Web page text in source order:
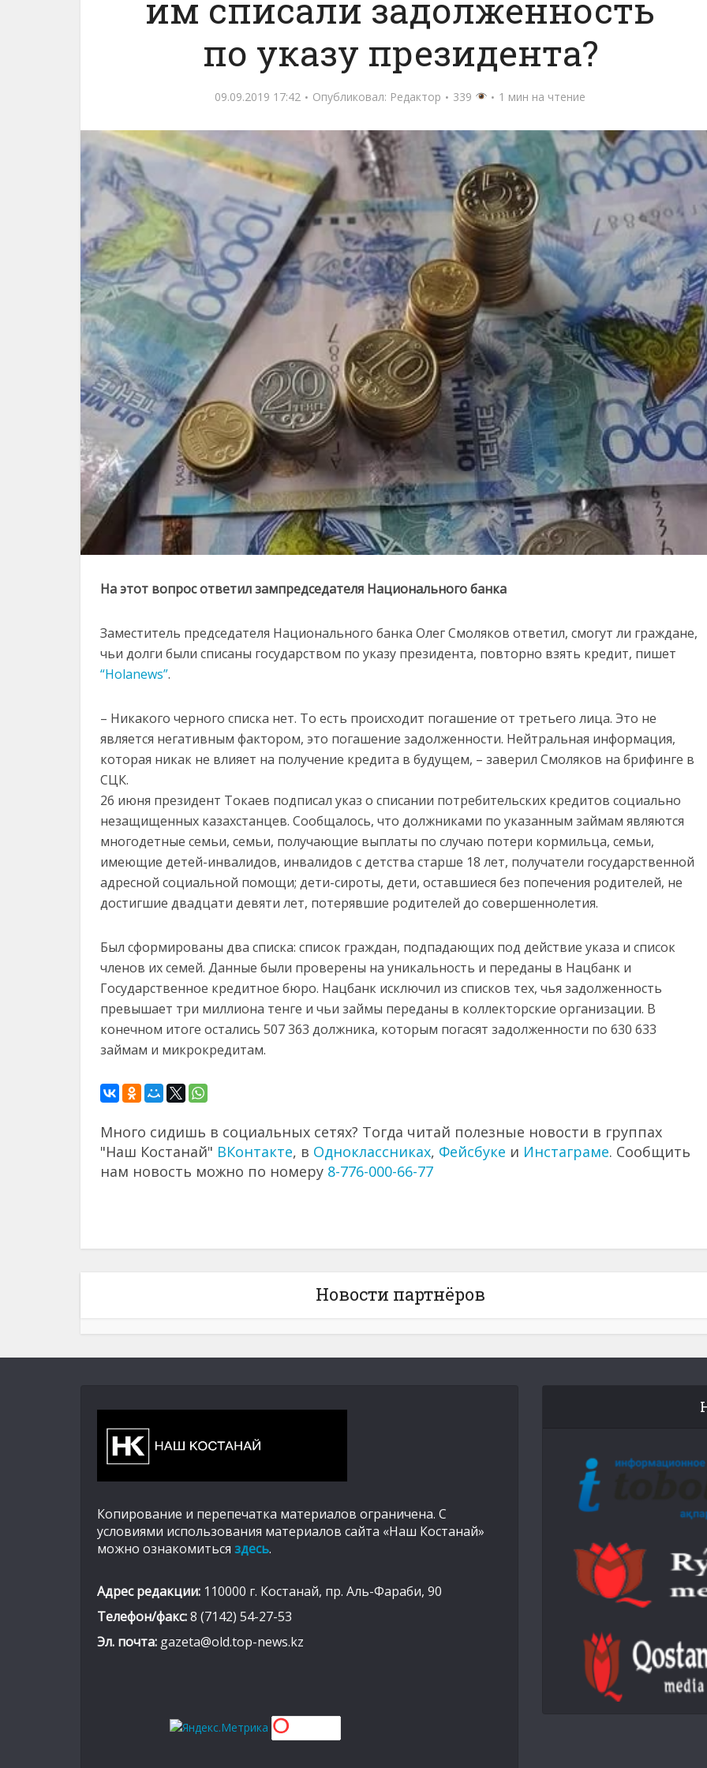
им списали задолженность
по указу президента?
09.09.2019 17:42 Опубликовал: Редактор 339 1 мин на чтение
На этот вопрос ответил зампредседателя Национального банка
Заместитель председателя Национального банка Олег Смоляков ответил, смогут ли граждане,
чьи долги были списаны государством по указу президента, повторно взять кредит, пишет
“Holanews”.
– Никакого черного списка нет. То есть происходит погашение от третьего лица. Это не
является негативным фактором, это погашение задолженности. Нейтральная информация,
которая никак не влияет на получение кредита в будущем, – заверил Смоляков на брифинге в
СЦК.
26 июня президент Токаев подписал указ о списании потребительских кредитов социально
незащищенных казахстанцев. Сообщалось, что должниками по указанным займам являются
многодетные семьи, семьи, получающие выплаты по случаю потери кормильца, семьи,
имеющие детей-инвалидов, инвалидов с детства старше 18 лет, получатели государственной
адресной социальной помощи; дети-сироты, дети, оставшиеся без попечения родителей, не
достигшие двадцати девяти лет, потерявшие родителей до совершеннолетия.
Был сформированы два списка: список граждан, подпадающих под действие указа и список
членов их семей. Данные были проверены на уникальность и переданы в Нацбанк и
Государственное кредитное бюро. Нацбанк исключил из списков тех, чья задолженность
превышает три миллиона тенге и чьи займы переданы в коллекторские организации. В
конечном итоге остались 507 363 должника, которым погасят задолженности по 630 633
займам и микрокредитам.
Много сидишь в социальных сетях? Тогда читай полезные новости в группах
"Наш Костанай" ВКонтакте, в Одноклассниках, Фейсбуке и Инстаграме. Сообщить
нам новость можно по номеру 8-776-000-66-77
Новости партнёров
Копирование и перепечатка материалов ограничена. С
условиями использования материалов сайта «Наш Костанай»
можно ознакомиться здесь.
Адрес редакции: 110000 г. Костанай, пр. Аль-Фараби, 90
Телефон/факс:8 (7142) 54-27-53
Эл. почта: gazeta@old.top-news.kz